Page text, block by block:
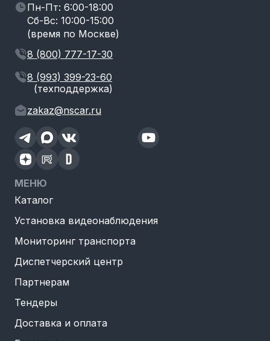
Пн-Пт: 6:00-18:00
Сб-Вс: 10:00-15:00
(время по Москве)
8 (800) 777-17-30
8 (993) 399-23-60
(техподдержка)
zakaz@nscar.ru
МЕНЮ
Каталог
Установка видеонаблюдения
Мониторинг транспорта
Диспетчерский центр
Партнерам
Тендеры
Доставка и оплата